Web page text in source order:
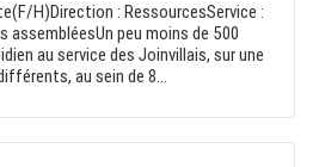
H)Direction : RessourcesService :
peu moins de 500
au service des Joinvillais, sur une
au sein de 8...